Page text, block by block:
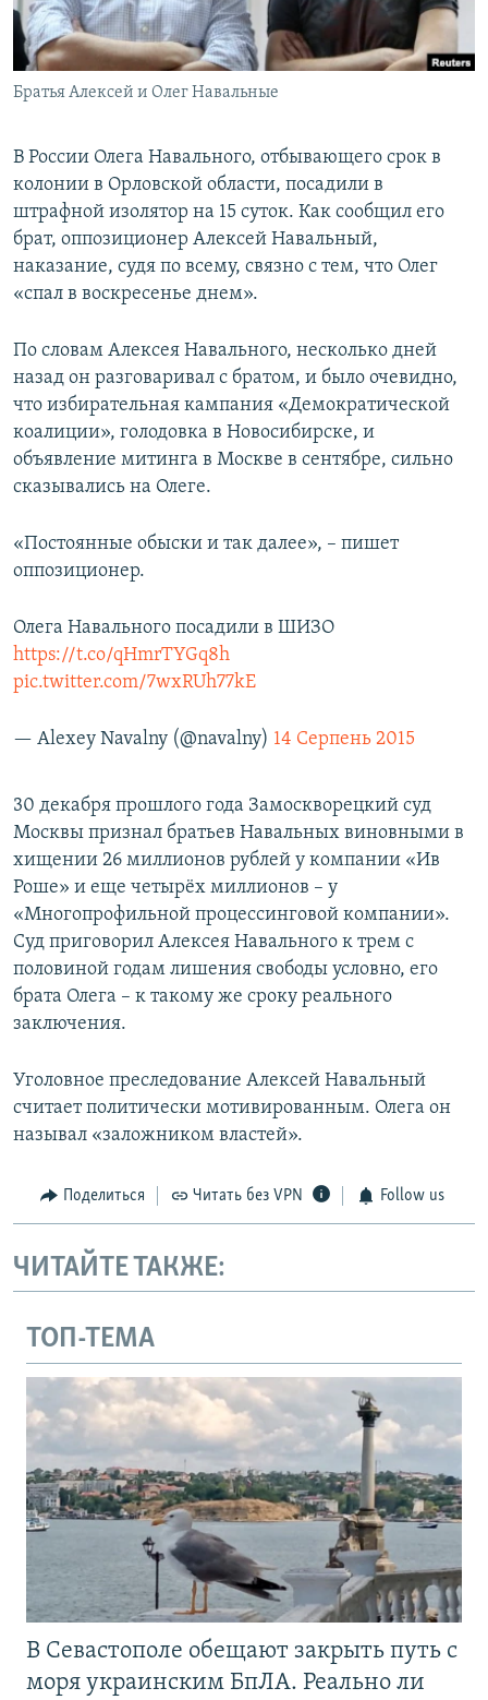
ПОБЕДИТЕЛЕЙ НЕ СУДЯТ?
КРЫМ.НЕПОКОРЕННЫЙ
ELIFBE
ПРИСОЕДИНЯЙТЕСЬ!
Все сайты RFE/RL
Братья Алексей и Олег Навальные
В России Олега Навального, отбывающего срок в
колонии в Орловской области, посадили в
штрафной изолятор на 15 суток. Как сообщил его
брат, оппозиционер Алексей Навальный,
наказание, судя по всему, связно с тем, что Олег
«спал в воскресенье днем».
По словам Алексея Навального, несколько дней
назад он разговаривал с братом, и было очевидно,
что избирательная кампания «Демократической
коалиции», голодовка в Новосибирске, и
объявление митинга в Москве в сентябре, сильно
сказывались на Олеге.
«Постоянные обыски и так далее», – пишет
оппозиционер.
Олега Навального посадили в ШИЗО
https://t.co/qHmrTYGq8h
pic.twitter.com/7wxRUh77kE
— Alexey Navalny (@navalny) 14 Серпень 2015
30 декабря прошлого года Замоскворецкий суд
Москвы признал братьев Навальных виновными в
хищении 26 миллионов рублей у компании «Ив
Роше» и еще четырёх миллионов – у
«Многопрофильной процессинговой компании».
Суд приговорил Алексея Навального к трем с
половиной годам лишения свободы условно, его
брата Олега – к такому же сроку реального
заключения.
Уголовное преследование Алексей Навальный
считает политически мотивированным. Олега он
называл «заложником властей».
Поделиться Читать без VPN Follow us
ЧИТАЙТЕ ТАКЖЕ:
ТОП-ТЕМА
В Севастополе обещают закрыть путь с
моря украинским БпЛА. Реально ли